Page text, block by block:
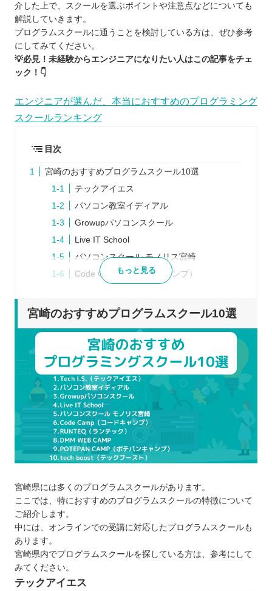
介した上で、スクールを選ぶポイントや注意点などについても
解説していきます。
プログラムスクールに通うことを検討している方は、ぜひ参考
にしてみてください。
💡必見！未経験からエンジニアになりたい人はこの記事をチェ
ック！👇
エンジニアが選んだ、本当におすすめのプログラミング
スクールランキング
目次
宮崎のおすすめプログラムスクール10選
テックアイエス
パソコン教室イディアル
Growupパソコンスクール
Live IT School
パソコンスクール モノリス宮崎
Code Camp（コードキャンプ）
DMM WEB CAMP
tech boost（テックブースト）
プログラムスクールを選ぶポイント
学習のゴールをどこに見据えるか
学びたいプログラム言語を習得できるか
受講形式はオンラインと通学のどちらか
卒業後のキャリアサポートも用意されてい
るか
料金は自分に合っているか
カリキュラムに沿って効率良く学べる
ポートフォリオも制作できる
プログラムスクールで学ぶ際の注意点
もっと見る
宮崎のおすすめプログラムスクール10選
宮崎県には多くのプログラムスクールがあります。
ここでは、特におすすめのプログラムスクールの特徴について
ご紹介します。
中には、オンラインでの受講に対応したプログラムスクールも
あります。
宮崎県内でプログラムスクールを探している方は、参考にして
みてください。
テックアイエス